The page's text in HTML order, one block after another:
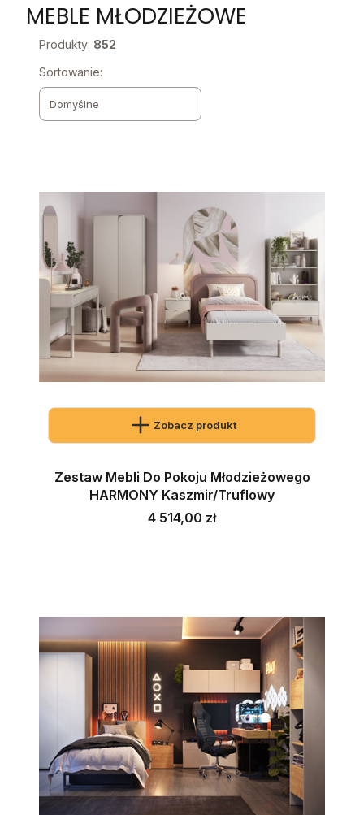
Koniec filtrów
MEBLE MŁODZIEŻOWE
Produkty: 852
Lista produktów
Sortowanie:
Domyślne
Zobacz produkt
Zestaw Mebli Do Pokoju Młodzieżowego
HARMONY Kaszmir/Truflowy
Cena
4 514,00 zł